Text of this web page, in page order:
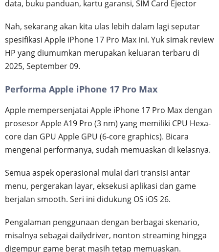
data, buku panduan, kartu garansi, SIM Card Ejector
Nah, sekarang akan kita ulas lebih dalam lagi seputar
spesifikasi Apple iPhone 17 Pro Max ini. Yuk simak review
HP yang diumumkan merupakan keluaran terbaru di
2025, September 09.
Performa Apple iPhone 17 Pro Max
Apple mempersenjatai Apple iPhone 17 Pro Max dengan
prosesor Apple A19 Pro (3 nm) yang memiliki CPU Hexa-
core dan GPU Apple GPU (6-core graphics). Bicara
mengenai performanya, sudah memuaskan di kelasnya.
Semua aspek operasional mulai dari transisi antar
menu, pergerakan layar, eksekusi aplikasi dan game
berjalan smooth. Seri ini didukung OS iOS 26.
Pengalaman penggunaan dengan berbagai skenario,
misalnya sebagai dailydriver, nonton streaming hingga
digempur game berat masih tetap memuaskan.